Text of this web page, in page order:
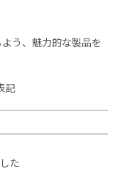
う、魅力的な製品を
記
た